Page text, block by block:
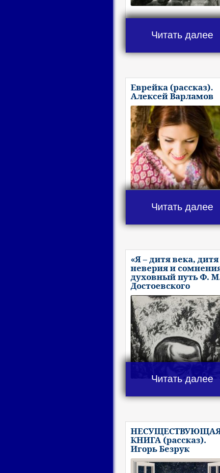
Читать далее
Еврейка (рассказ).
Алексей Варламов
Читать далее
«Я – дитя века, дитя
неверия и
духовный путь Ф.
Достоевского
Читать далее
КНИГА (рассказ).
Игорь Безрук